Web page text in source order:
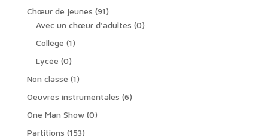
produit
Chœur de jeunes 9191
produits
Avec un chœur d'adultes 00
Collège 11
Lycée 00
produit
Non classé 11
Oeuvres instrumentales 66
One Man Show 00
Partitions 153153